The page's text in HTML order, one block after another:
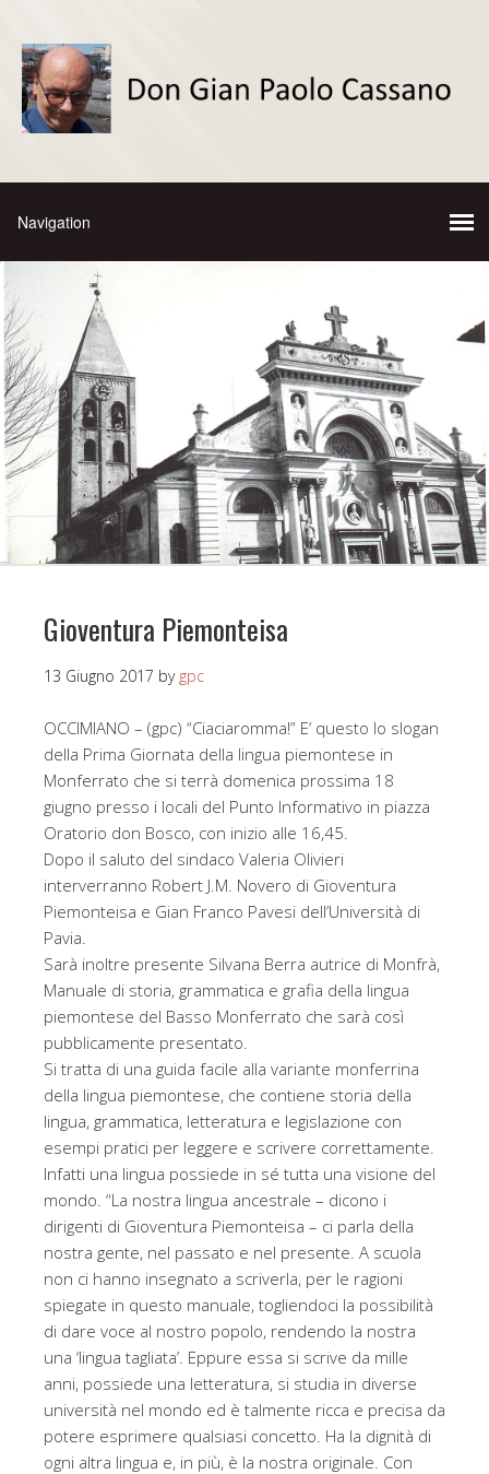
Gioventura Piemonteisa
13 Giugno 2017 by gpc
OCCIMIANO – (gpc) “Ciaciaromma!” E’ questo lo slogan
della Prima Giornata della lingua piemontese in
Monferrato che si terrà domenica prossima 18
giugno presso i locali del Punto Informativo in piazza
Oratorio don Bosco, con inizio alle 16,45.
Dopo il saluto del sindaco Valeria Olivieri
interverranno Robert J.M. Novero di Gioventura
Piemonteisa e Gian Franco Pavesi dell’Università di
Pavia.
Sarà inoltre presente Silvana Berra autrice di Monfrà,
Manuale di storia, grammatica e grafia della lingua
piemontese del Basso Monferrato che sarà così
pubblicamente presentato.
Si tratta di una guida facile alla variante monferrina
della lingua piemontese, che contiene storia della
lingua, grammatica, letteratura e legislazione con
esempi pratici per leggere e scrivere correttamente.
Infatti una lingua possiede in sé tutta una visione del
mondo. “La nostra lingua ancestrale – dicono i
dirigenti di Gioventura Piemonteisa – ci parla della
nostra gente, nel passato e nel presente. A scuola
non ci hanno insegnato a scriverla, per le ragioni
spiegate in questo manuale, togliendoci la possibilità
di dare voce al nostro popolo, rendendo la nostra
una ‘lingua tagliata’. Eppure essa si scrive da mille
anni, possiede una letteratura, si studia in diverse
università nel mondo ed è talmente ricca e precisa da
potere esprimere qualsiasi concetto. Ha la dignità di
ogni altra lingua e, in più, è la nostra originale. Con